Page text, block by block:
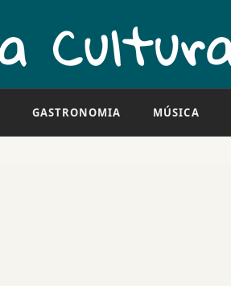
GASTRONOMIA MÚSICA